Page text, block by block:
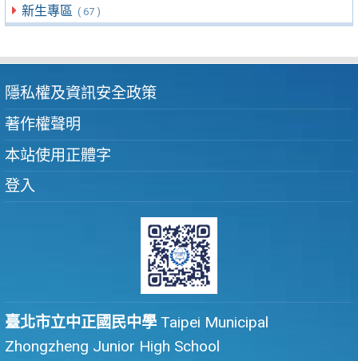
新生專區 ( 67 )
隱私權及資訊安全政策
著作權聲明
本站使用正體字
登入
臺北市立中正國民中學 Taipei Municipal
Zhongzheng Junior High School